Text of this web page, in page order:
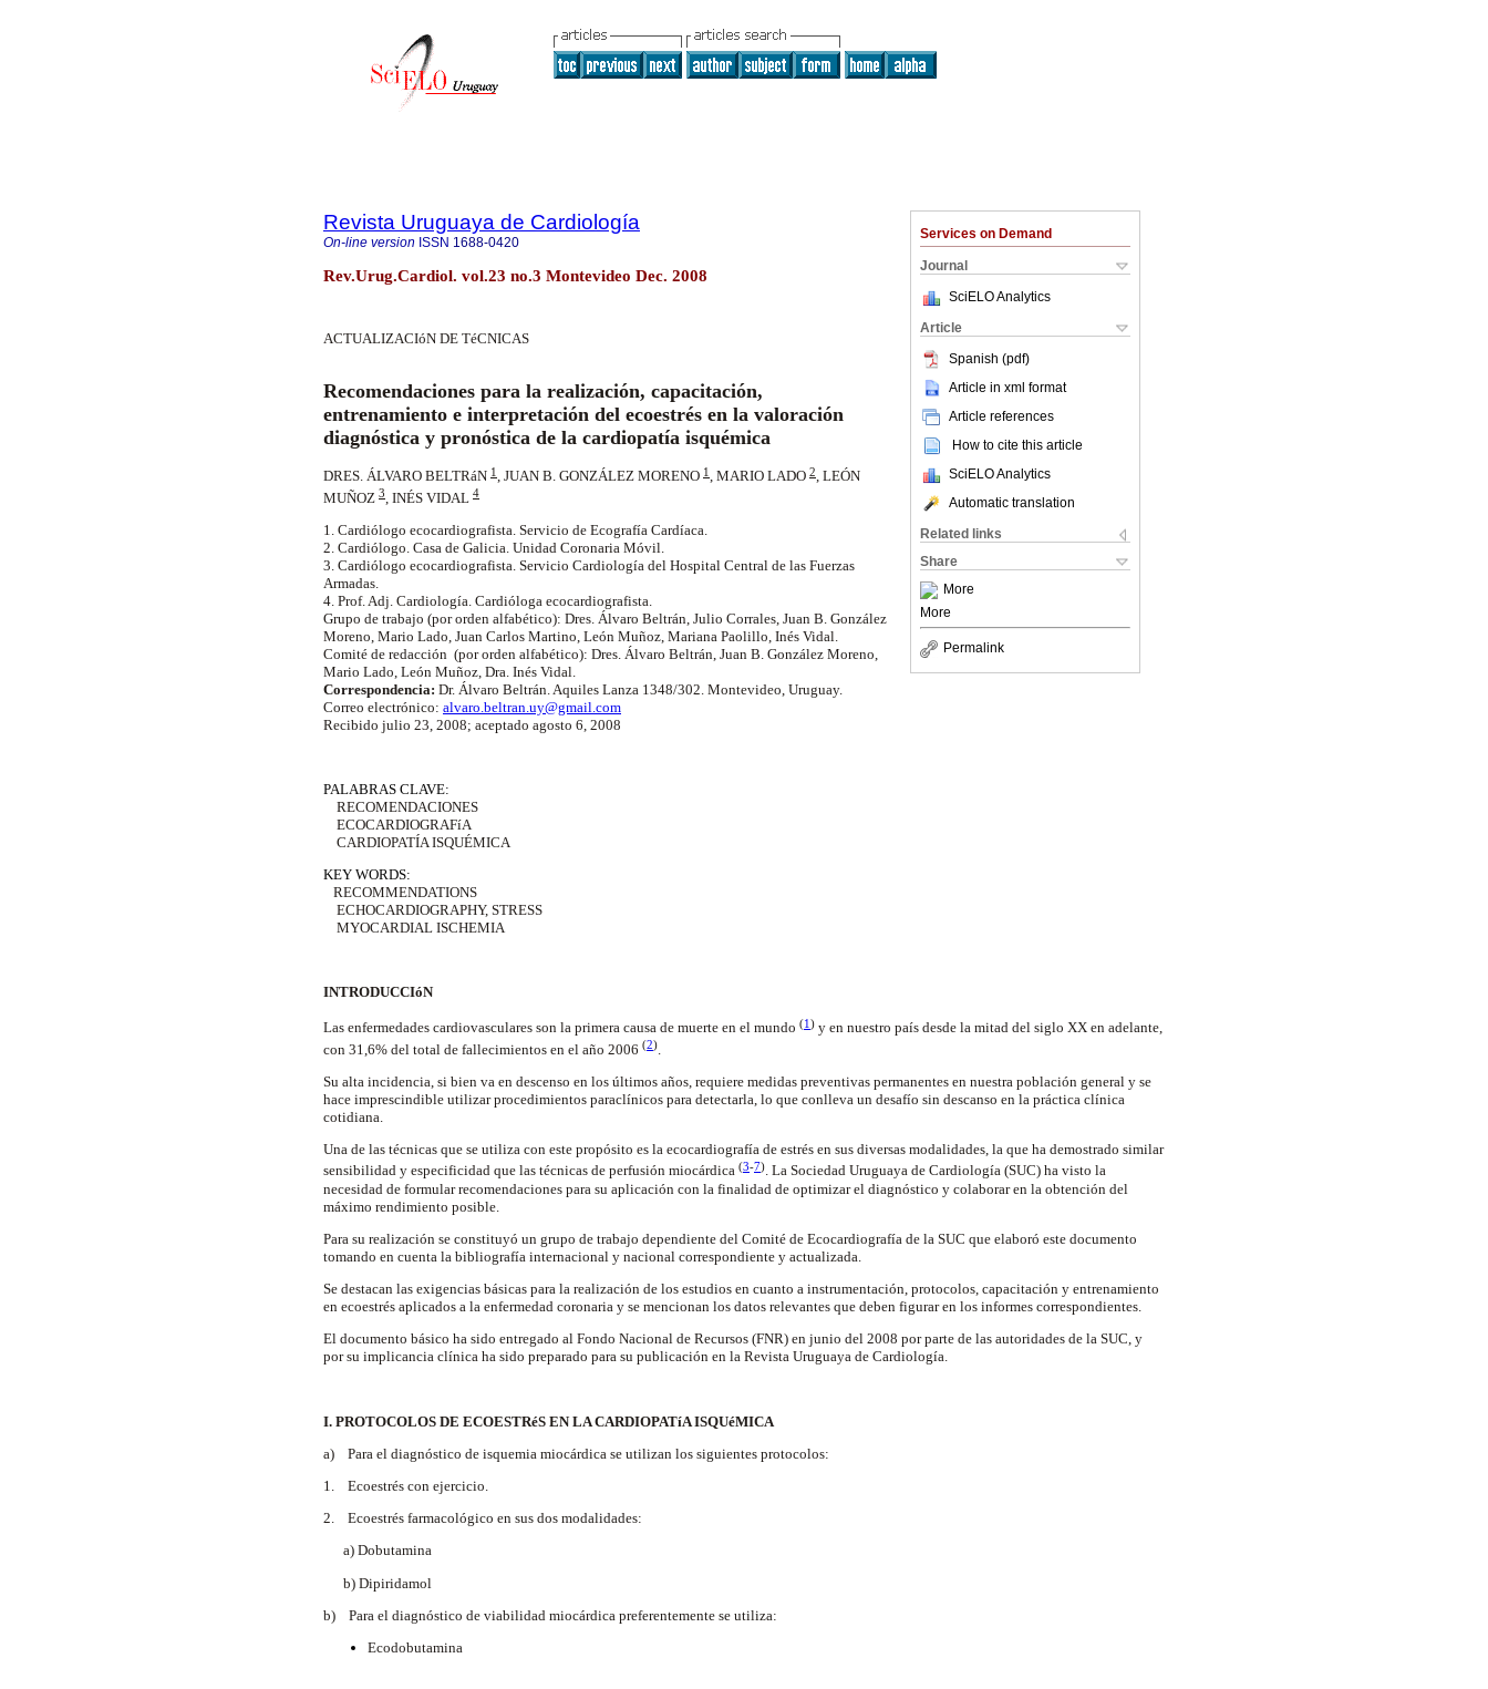
Services on Demand
Journal
SciELO Analytics
Article
Spanish (pdf)
Article in xml format
Article references
How to cite this article
SciELO Analytics
Automatic translation
Related links
Share
More
More
Permalink
Revista Uruguaya de Cardiología
On-line version ISSN 1688-0420
Rev.Urug.Cardiol. vol.23 no.3 Montevideo Dec. 2008
ACTUALIZACIóN DE TéCNICAS
Recomendaciones para la realización, capacitación,
entrenamiento e interpretación del ecoestrés en la valoración
diagnóstica y pronóstica de la cardiopatía isquémica
DRES. ÁLVARO BELTRáN 1, JUAN B. GONZÁLEZ MORENO 1, MARIO LADO 2, LEÓN
MUÑOZ 3, INÉS VIDAL 4
1. Cardiólogo ecocardiografista. Servicio de Ecografía Cardíaca.
2. Cardiólogo. Casa de Galicia. Unidad Coronaria Móvil.
3. Cardiólogo ecocardiografista. Servicio Cardiología del Hospital Central de las Fuerzas
Armadas.
4. Prof. Adj. Cardiología. Cardióloga ecocardiografista.
Grupo de trabajo (por orden alfabético): Dres. Álvaro Beltrán, Julio Corrales, Juan B. González
Moreno, Mario Lado, Juan Carlos Martino, León Muñoz, Mariana Paolillo, Inés Vidal.
Comité de redacción (por orden alfabético): Dres. Álvaro Beltrán, Juan B. González Moreno,
Mario Lado, León Muñoz, Dra. Inés Vidal.
Correspondencia: Dr. Álvaro Beltrán. Aquiles Lanza 1348/302. Montevideo, Uruguay.
Correo electrónico: alvaro.beltran.uy@gmail.com
Recibido julio 23, 2008; aceptado agosto 6, 2008
PALABRAS CLAVE:
RECOMENDACIONES
ECOCARDIOGRAFíA
CARDIOPATÍA ISQUÉMICA
KEY WORDS:
RECOMMENDATIONS
ECHOCARDIOGRAPHY, STRESS
MYOCARDIAL ISCHEMIA
INTRODUCCIóN
Las enfermedades cardiovasculares son la primera causa de muerte en el mundo (1) y en nuestro país desde la mitad del siglo XX en adelante,
con 31,6% del total de fallecimientos en el año 2006 (2).
Su alta incidencia, si bien va en descenso en los últimos años, requiere medidas preventivas permanentes en nuestra población general y se
hace imprescindible utilizar procedimientos paraclínicos para detectarla, lo que conlleva un desafío sin descanso en la práctica clínica
cotidiana.
Una de las técnicas que se utiliza con este propósito es la ecocardiografía de estrés en sus diversas modalidades, la que ha demostrado similar
sensibilidad y especificidad que las técnicas de perfusión miocárdica (3-7). La Sociedad Uruguaya de Cardiología (SUC) ha visto la
necesidad de formular recomendaciones para su aplicación con la finalidad de optimizar el diagnóstico y colaborar en la obtención del
máximo rendimiento posible.
Para su realización se constituyó un grupo de trabajo dependiente del Comité de Ecocardiografía de la SUC que elaboró este documento
tomando en cuenta la bibliografía internacional y nacional correspondiente y actualizada.
Se destacan las exigencias básicas para la realización de los estudios en cuanto a instrumentación, protocolos, capacitación y entrenamiento
en ecoestrés aplicados a la enfermedad coronaria y se mencionan los datos relevantes que deben figurar en los informes correspondientes.
El documento básico ha sido entregado al Fondo Nacional de Recursos (FNR) en junio del 2008 por parte de las autoridades de la SUC, y
por su implicancia clínica ha sido preparado para su publicación en la Revista Uruguaya de Cardiología.
I. PROTOCOLOS DE ECOESTRéS EN LA CARDIOPATíA ISQUéMICA
a) Para el diagnóstico de isquemia miocárdica se utilizan los siguientes protocolos:
1. Ecoestrés con ejercicio.
2. Ecoestrés farmacológico en sus dos modalidades:
a) Dobutamina
b) Dipiridamol
b) Para el diagnóstico de viabilidad miocárdica preferentemente se utiliza:
Ecodobutamina